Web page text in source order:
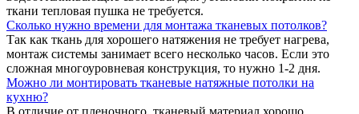
ткани тепловая пушка не требуется.
Сколько нужно времени для монтажа тканевых потолков?
Так как ткань для хорошего натяжения не требует нагрева,
монтаж системы занимает всего несколько часов. Если это
сложная многоуровневая конструкция, то нужно 1-2 дня.
Можно ли монтировать тканевые натяжные потолки на
кухню?